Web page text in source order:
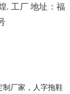
. 工厂 地址：福
厂家，人字拖鞋